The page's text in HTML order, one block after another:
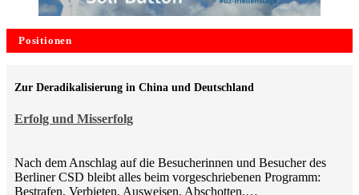
Positionen
Erfolg und Misserfolg
Zur Deradikalisierung in China und Deutschland
Nach dem Anschlag auf die Besucherinnen und Besucher des
Berliner CSD bleibt alles beim vorgeschriebenen Programm:
Bestrafen, Verbieten, Ausweisen, Abschotten,…